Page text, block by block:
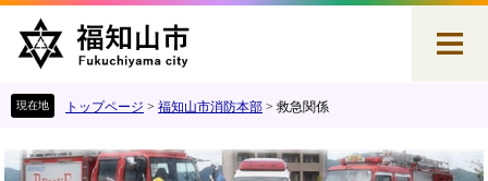
す
し
トップページ > 福知山市消防本部 > 救急関係